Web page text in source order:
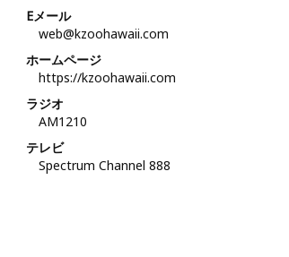
Eメール
web@kzoohawaii.com
ホームページ
https://kzoohawaii.com
ラジオ
AM1210
テレビ
Spectrum Channel 888